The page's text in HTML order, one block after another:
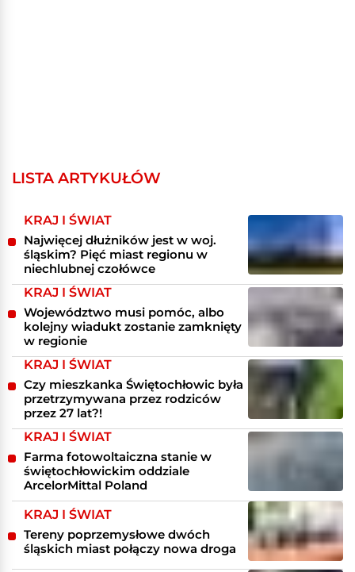
LISTA ARTYKUŁÓW
KRAJ I ŚWIAT
Najwięcej dłużników jest w woj.
śląskim? Pięć miast regionu w
niechlubnej czołówce
KRAJ I ŚWIAT
Województwo musi pomóc, albo
kolejny wiadukt zostanie zamknięty
w regionie
KRAJ I ŚWIAT
Czy mieszkanka Świętochłowic była
przetrzymywana przez rodziców
przez 27 lat?!
KRAJ I ŚWIAT
Farma fotowoltaiczna stanie w
świętochłowickim oddziale
ArcelorMittal Poland
KRAJ I ŚWIAT
Tereny poprzemysłowe dwóch
śląskich miast połączy nowa droga